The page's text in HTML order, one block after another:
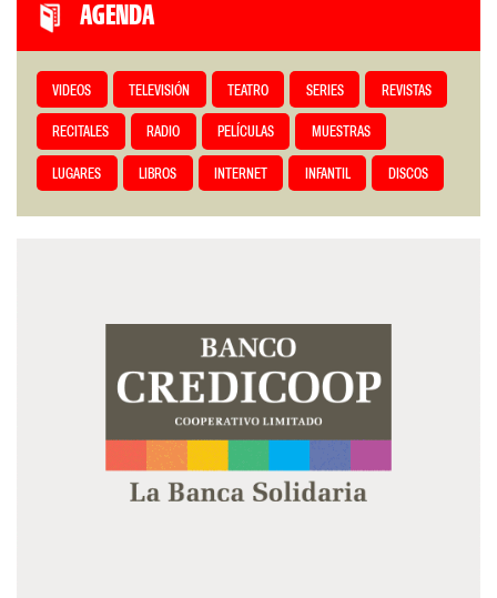
AGENDA
VIDEOS TELEVISIÓN TEATRO SERIES REVISTAS
RECITALES RADIO PELÍCULAS MUESTRAS
LUGARES LIBROS INTERNET INFANTIL DISCOS